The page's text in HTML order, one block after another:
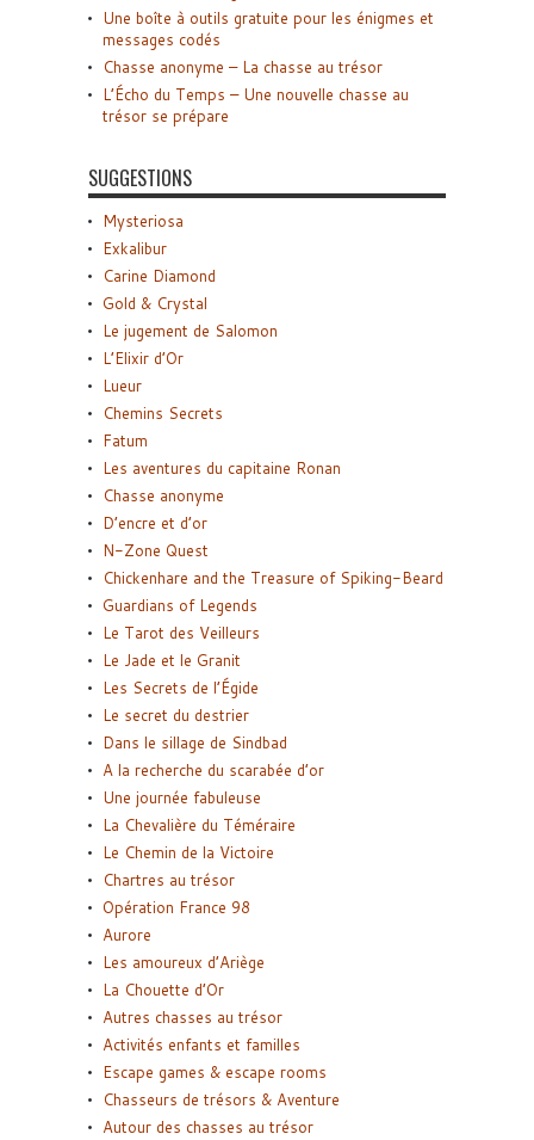
Une boîte à outils gratuite pour les énigmes et
messages codés
Chasse anonyme – La chasse au trésor
L’Écho du Temps – Une nouvelle chasse au
trésor se prépare
SUGGESTIONS
Mysteriosa
Exkalibur
Carine Diamond
Gold & Crystal
Le jugement de Salomon
L’Elixir d’Or
Lueur
Chemins Secrets
Fatum
Les aventures du capitaine Ronan
Chasse anonyme
D’encre et d’or
N-Zone Quest
Chickenhare and the Treasure of Spiking-Beard
Guardians of Legends
Le Tarot des Veilleurs
Le Jade et le Granit
Les Secrets de l’Égide
Le secret du destrier
Dans le sillage de Sindbad
A la recherche du scarabée d’or
Une journée fabuleuse
La Chevalière du Téméraire
Le Chemin de la Victoire
Chartres au trésor
Opération France 98
Aurore
Les amoureux d’Ariège
La Chouette d’Or
Autres chasses au trésor
Activités enfants et familles
Escape games & escape rooms
Chasseurs de trésors & Aventure
Autour des chasses au trésor